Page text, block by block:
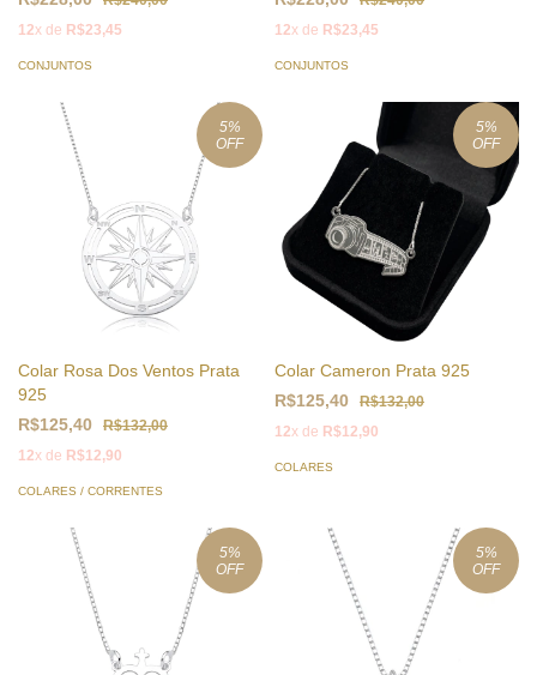
12x de R$23,45
CONJUNTOS
12x de R$23,45
CONJUNTOS
5%
OFF
Colar Rosa Dos Ventos Prata
925
R$125,40
R$132,00
12x de R$12,90
COLARES / CORRENTES
5%
OFF
Colar Cameron Prata 925
R$125,40
R$132,00
12x de R$12,90
COLARES
5%
OFF
5%
OFF